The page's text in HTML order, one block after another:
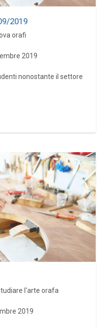
2019
orafi
2019
nonostante il settore
l'arte orafa
2019